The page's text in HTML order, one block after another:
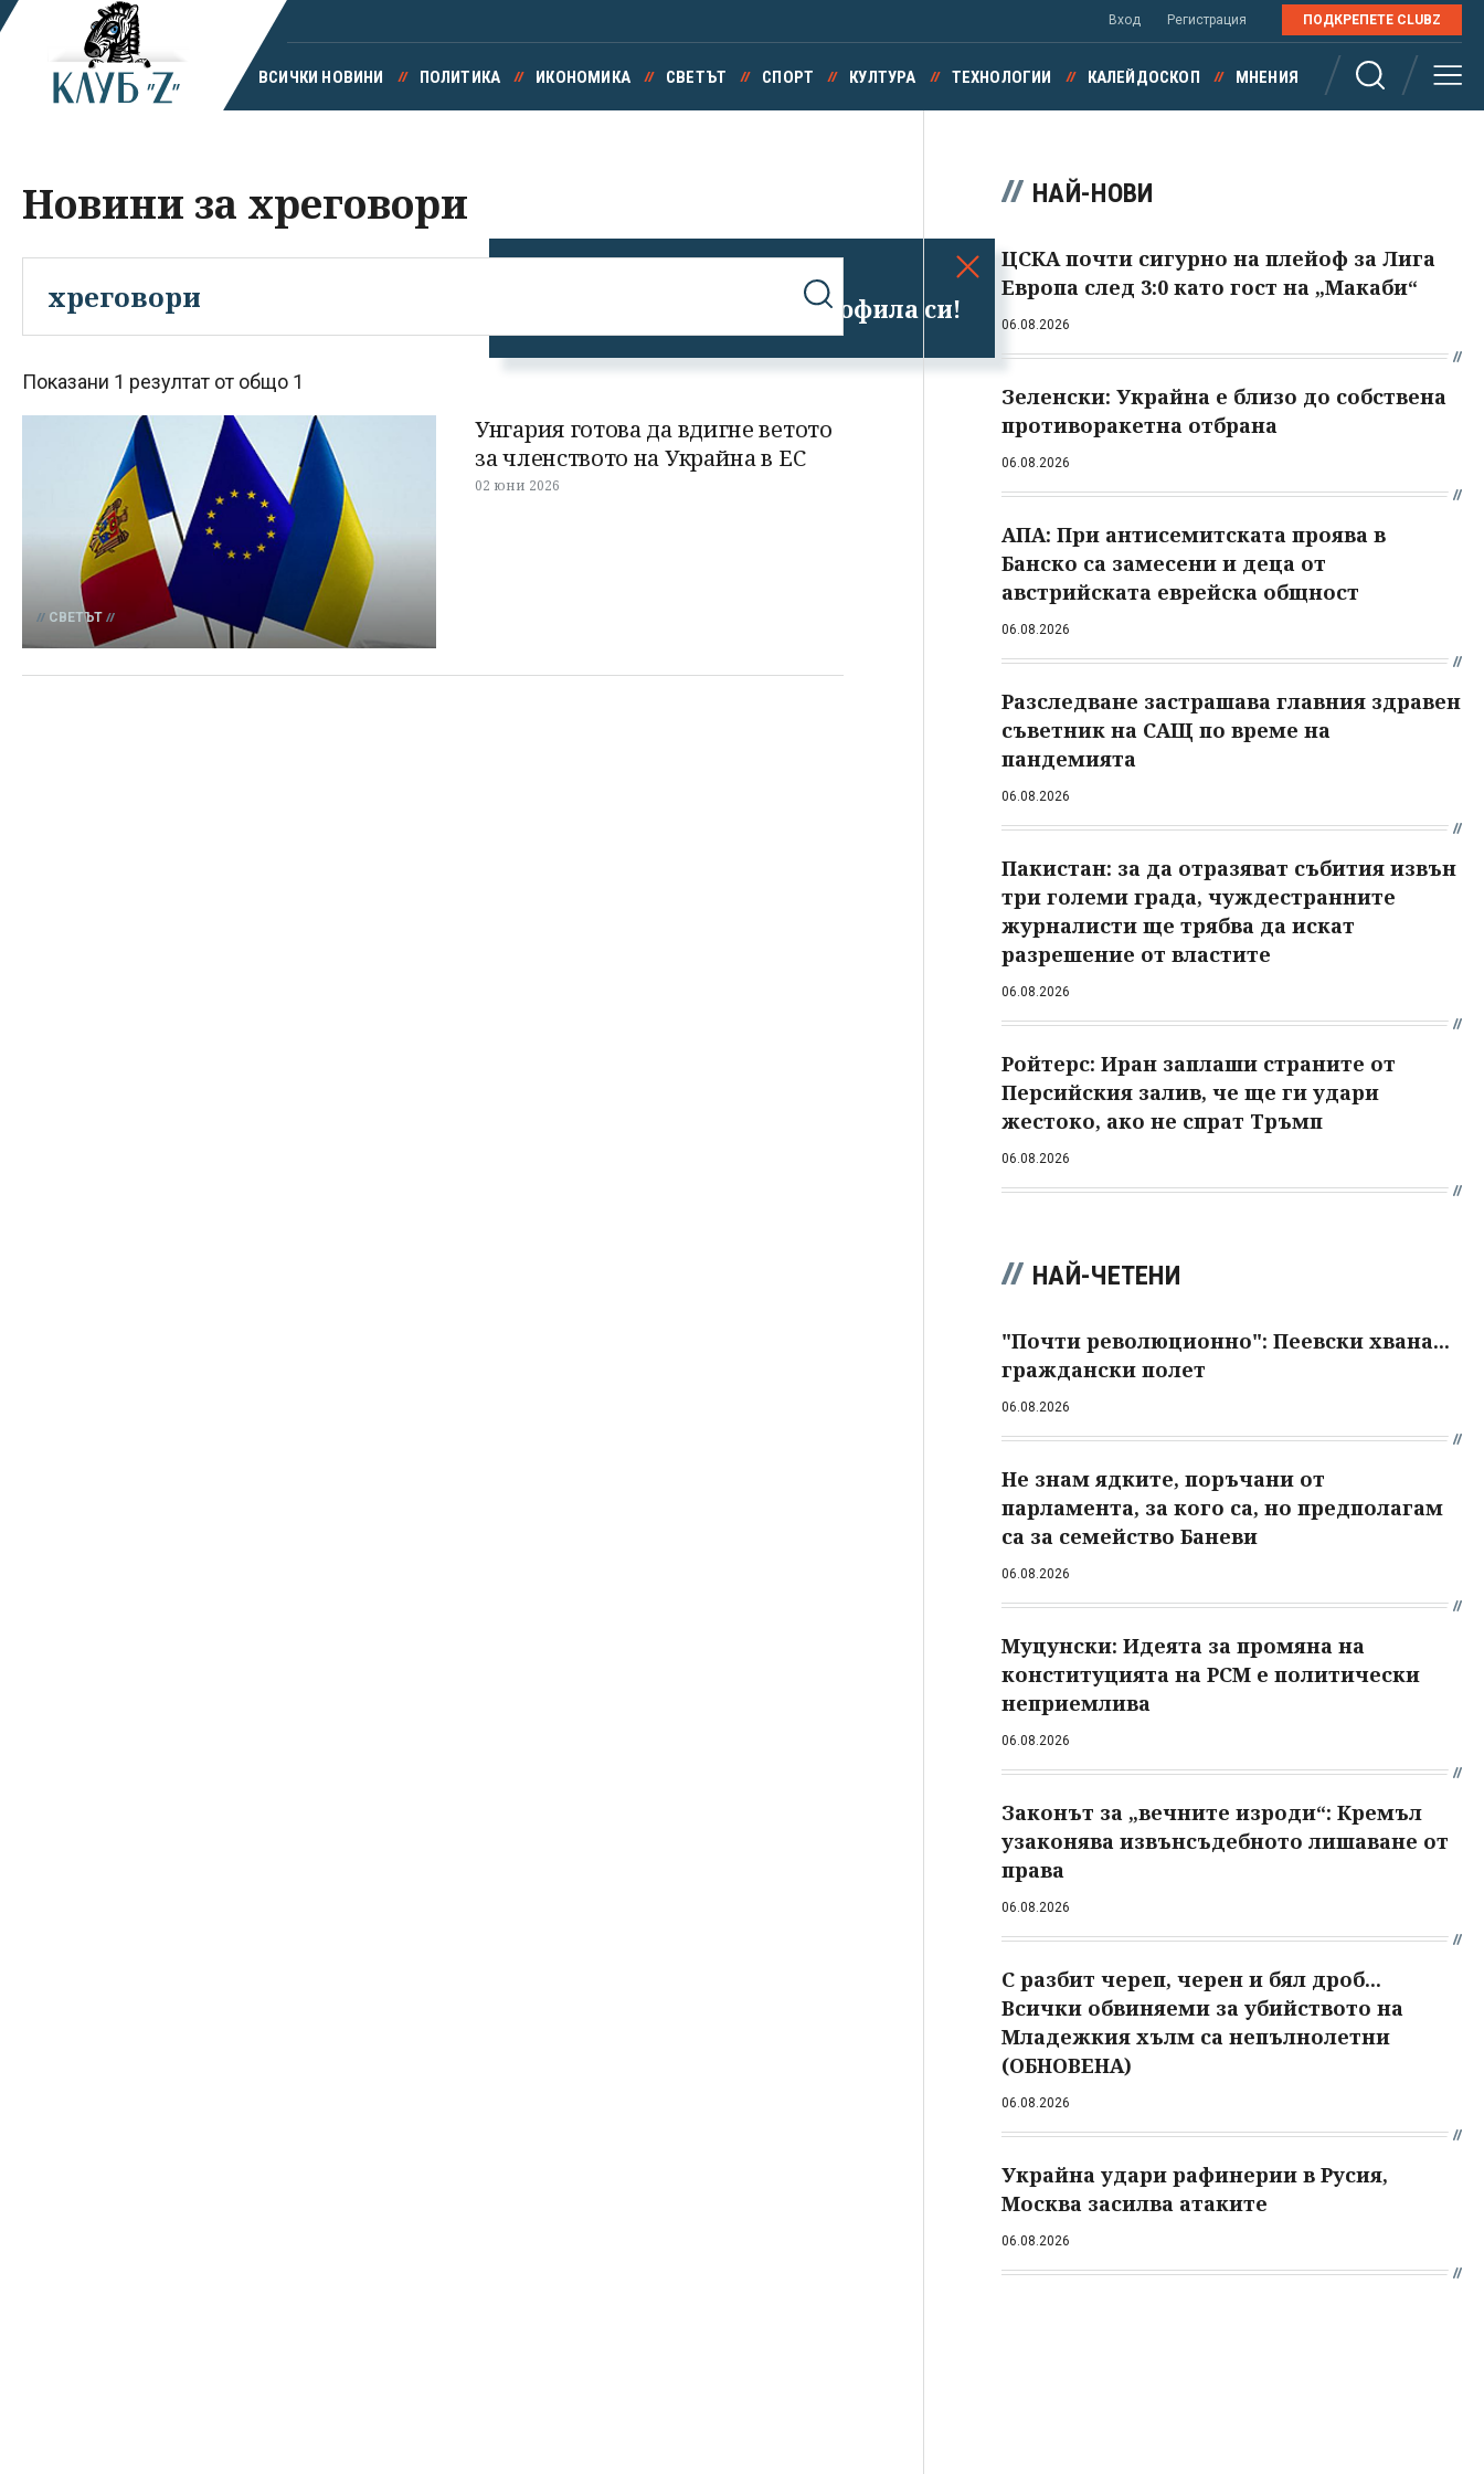
Успешно излязохте от профила си!
Вход Регистрация ПОДКРЕПЕТЕ CLUBZ
ВСИЧКИ НОВИНИ ПОЛИТИКА ИКОНОМИКА СВЕТЪТ СПОРТ КУЛТУРА ТЕХНОЛОГИИ КАЛЕЙДОСКОП МНЕНИЯ
Новини за хреговори
Показани 1 резултат от общо 1
СВЕТЪТ
Унгария готова да вдигне ветото
за членството на Украйна в ЕС
02 юни 2026
НАЙ-НОВИ
ЦСКА почти сигурно на плейоф за Лига
Европа след 3:0 като гост на „Макаби“
06.08.2026
Зеленски: Украйна е близо до собствена
противоракетна отбрана
06.08.2026
АПА: При антисемитската проява в
Банско са замесени и деца от
австрийската еврейска общност
06.08.2026
Разследване застрашава главния здравен
съветник на САЩ по време на
пандемията
06.08.2026
Пакистан: за да отразяват събития извън
три големи града, чуждестранните
журналисти ще трябва да искат
разрешение от властите
06.08.2026
Ройтерс: Иран заплаши страните от
Персийския залив, че ще ги удари
жестоко, ако не спрат Тръмп
06.08.2026
НАЙ-ЧЕТЕНИ
"Почти революционно": Пеевски хвана...
граждански полет
06.08.2026
Не знам ядките, поръчани от
парламента, за кого са, но предполагам
са за семейство Баневи
06.08.2026
Муцунски: Идеята за промяна на
конституцията на РСМ е политически
неприемлива
06.08.2026
Законът за „вечните изроди“: Кремъл
узаконява извънсъдебното лишаване от
права
06.08.2026
С разбит череп, черен и бял дроб...
Всички обвиняеми за убийството на
Младежкия хълм са непълнолетни
(ОБНОВЕНА)
06.08.2026
Украйна удари рафинерии в Русия,
Москва засилва атаките
06.08.2026